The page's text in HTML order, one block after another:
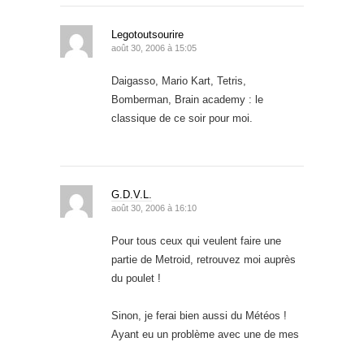
Legotoutsourire
août 30, 2006 à 15:05
Daigasso, Mario Kart, Tetris,
Bomberman, Brain academy : le
classique de ce soir pour moi.
G.D.V.L.
août 30, 2006 à 16:10
Pour tous ceux qui veulent faire une
partie de Metroid, retrouvez moi auprès
du poulet !
Sinon, je ferai bien aussi du Météos !
Ayant eu un problème avec une de mes